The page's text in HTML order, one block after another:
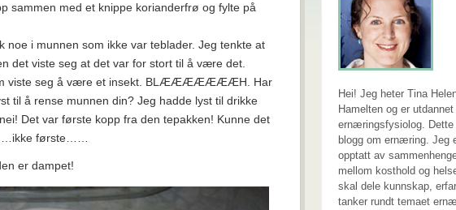
sammen med et knippe korianderfrø og fylte på
noe i munnen som ikke var teblader. Jeg tenkte at
det viste seg at det var for stort til å være det.
viste seg å være et insekt. BLÆÆÆÆÆÆÆH. Har
til å rense munnen din? Jeg hadde lyst til drikke
Det var første kopp fra den tepakken! Kunne det
første……
er dampet!
Hei! Jeg heter Tina
Hamelten og er
ernæringsfysiolog. Dette
blogg om ernæring. Jeg
opptatt av
mellom kosthold og
skal dele kunnskap,
tanker rundt temaet